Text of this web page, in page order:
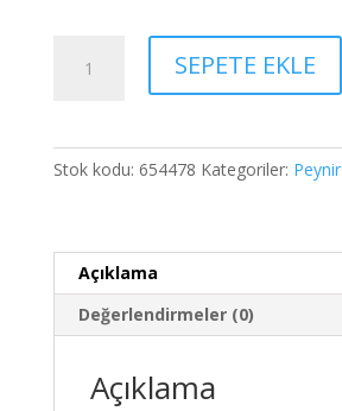
500Gr
Güvenilir
Alışveriş
adet
SEPETE EKLE
Stok kodu: 654478 Kategoriler: Peynir
Açıklama
Değerlendirmeler (0)
Açıklama